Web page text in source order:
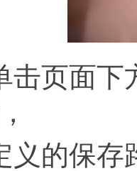
面下方
的保存